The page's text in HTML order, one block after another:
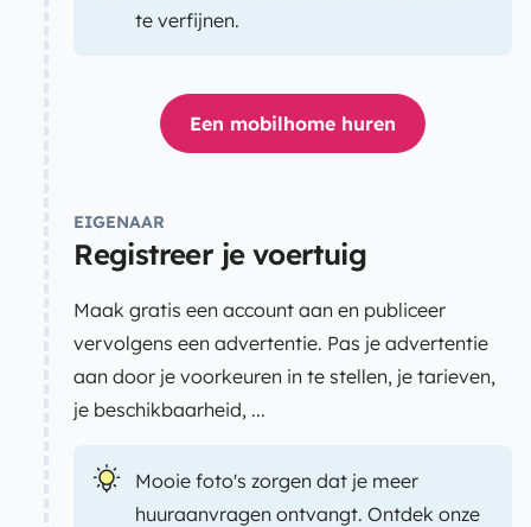
te verfijnen.
Een mobilhome huren
EIGENAAR
Registreer je voertuig
Maak gratis een account aan en publiceer
vervolgens een advertentie. Pas je advertentie
aan door je voorkeuren in te stellen, je tarieven,
je beschikbaarheid, ...
Mooie foto's zorgen dat je meer
huuraanvragen ontvangt. Ontdek onze